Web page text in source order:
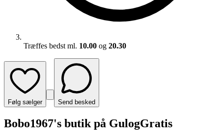
Træffes bedst ml. 10.00 og 20.30
Følg sælger Send besked
Bobo1967's butik på GulogGratis